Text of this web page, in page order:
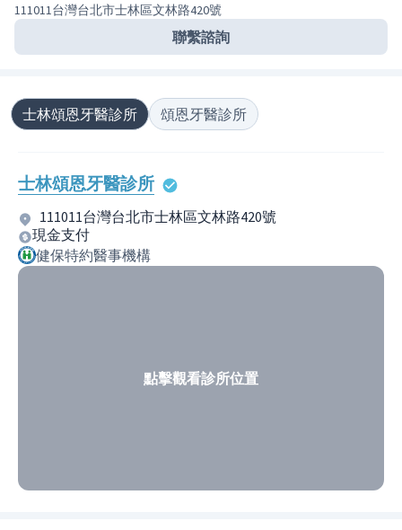
111011台灣台北市士林區文林路420號
聯繫諮詢
士林頌恩牙醫診所 頌恩牙醫診所
士林頌恩牙醫診所
111011台灣台北市士林區文林路420號
現金支付
健保特約醫事機構
點擊觀看診所位置